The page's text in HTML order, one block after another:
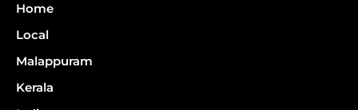
Home
Local
Malappuram
Kerala